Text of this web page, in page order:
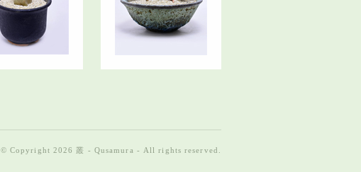
© Copyright 2026 叢 - Qusamura - All rights reserved.